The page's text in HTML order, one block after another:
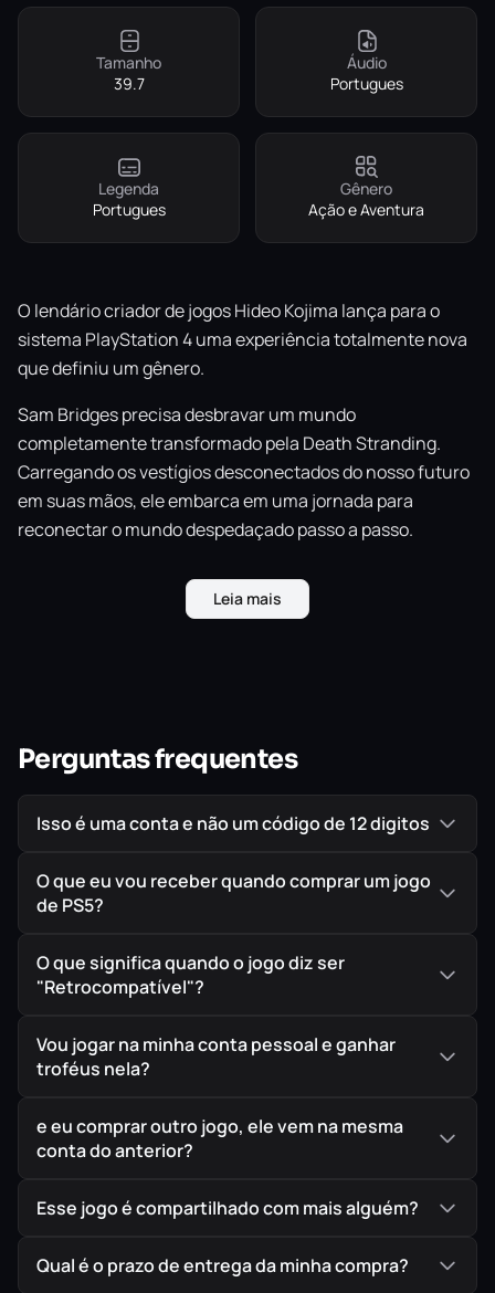
Tamanho
39.7
Áudio
Portugues
Legenda
Portugues
Gênero
Ação e Aventura
O lendário criador de jogos Hideo Kojima lança para o
sistema PlayStation 4 uma experiência totalmente nova
que definiu um gênero.
Sam Bridges precisa desbravar um mundo
completamente transformado pela Death Stranding.
Carregando os vestígios desconectados do nosso futuro
em suas mãos, ele embarca em uma jornada para
reconectar o mundo despedaçado passo a passo.
Com criaturas fantasmagóricas assolando o território e a
humanidade à beira da extinção em massa, Sam terá que
partida inédita tem essas respostas… e algo mais.
Estrelando Norman Reedus, Mads Mikkelsen, Léa
Seydoux e Lindsay Wagner.
Leia mais
Perguntas frequentes
Isso é uma conta e não um código de 12 digitos
O que eu vou receber quando comprar um jogo
de PS5?
O que significa quando o jogo diz ser
"Retrocompatível"?
Vou jogar na minha conta pessoal e ganhar
troféus nela?
e eu comprar outro jogo, ele vem na mesma
conta do anterior?
Esse jogo é compartilhado com mais alguém?
Qual é o prazo de entrega da minha compra?